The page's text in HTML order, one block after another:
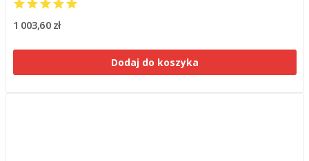
1 003,60 zł
Dodaj do koszyka